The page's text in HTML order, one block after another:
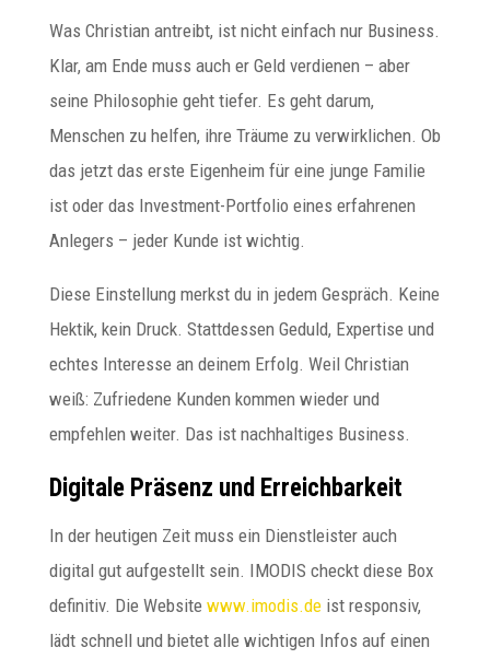
Was Christian antreibt, ist nicht einfach nur Business.
Klar, am Ende muss auch er Geld verdienen – aber
seine Philosophie geht tiefer. Es geht darum,
Menschen zu helfen, ihre Träume zu verwirklichen. Ob
das jetzt das erste Eigenheim für eine junge Familie
ist oder das Investment-Portfolio eines erfahrenen
Anlegers – jeder Kunde ist wichtig.
Diese Einstellung merkst du in jedem Gespräch. Keine
Hektik, kein Druck. Stattdessen Geduld, Expertise und
echtes Interesse an deinem Erfolg. Weil Christian
weiß: Zufriedene Kunden kommen wieder und
empfehlen weiter. Das ist nachhaltiges Business.
Digitale Präsenz und Erreichbarkeit
In der heutigen Zeit muss ein Dienstleister auch
digital gut aufgestellt sein. IMODIS checkt diese Box
definitiv. Die Website www.imodis.deist responsiv,
lädt schnell und bietet alle wichtigen Infos auf einen